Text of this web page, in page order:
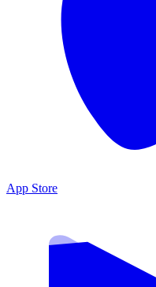
App Store